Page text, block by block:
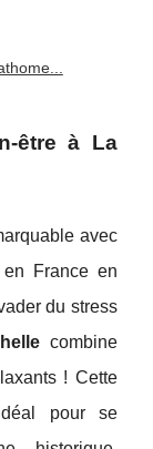
être à La
avec
France en
du stress
combine
! Cette
pour se